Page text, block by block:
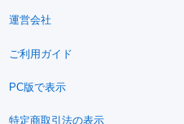
運営会社
ご利用ガイド
PC版で表示
特定商取引法の表示